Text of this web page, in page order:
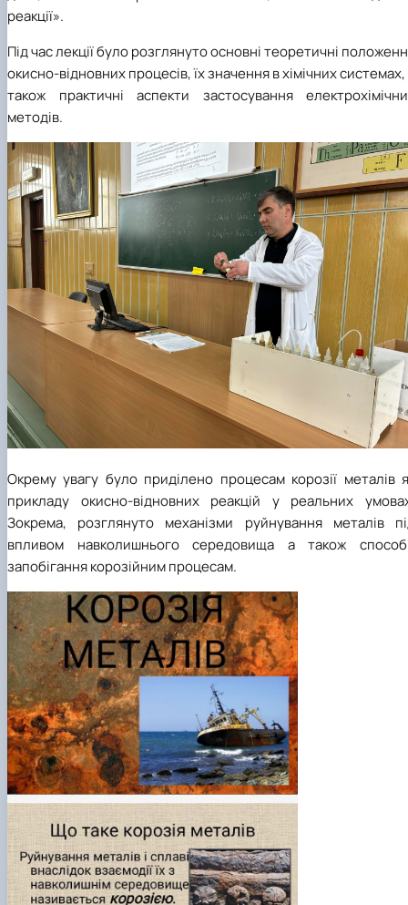
реакції».
Під час лекції було розглянуто основні теоретичні
окисно-відновних процесів, їх значення в хімічних системах,
також практичні аспекти застосування
методів.
Окрему увагу було приділено процесам корозії металів
прикладу окисно-відновних реакцій у реальних
Зокрема, розглянуто механізми руйнування металів
впливом навколишнього середовища а також
запобігання корозійним процесам.